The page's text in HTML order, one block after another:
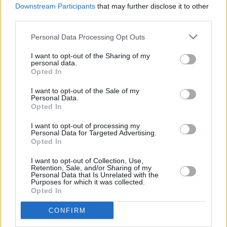
Downstream Participants that may further disclose it to other
Personal Data Processing Opt Outs
I want to opt-out of the Sharing of my
personal data.
Opted In
I want to opt-out of the Sale of my
Personal Data.
Opted In
I want to opt-out of processing my
Personal Data for Targeted Advertising.
Opted In
I want to opt-out of Collection, Use,
Retention, Sale, and/or Sharing of my
Personal Data that Is Unrelated with the
Purposes for which it was collected.
Opted In
CONFIRM
A+ A- A±